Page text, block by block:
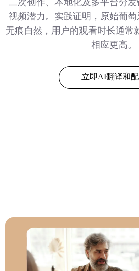
视频潜力。实践证明，原始葡
无痕自然，用户的观看时长通常
相应更高。
立即AI翻译和